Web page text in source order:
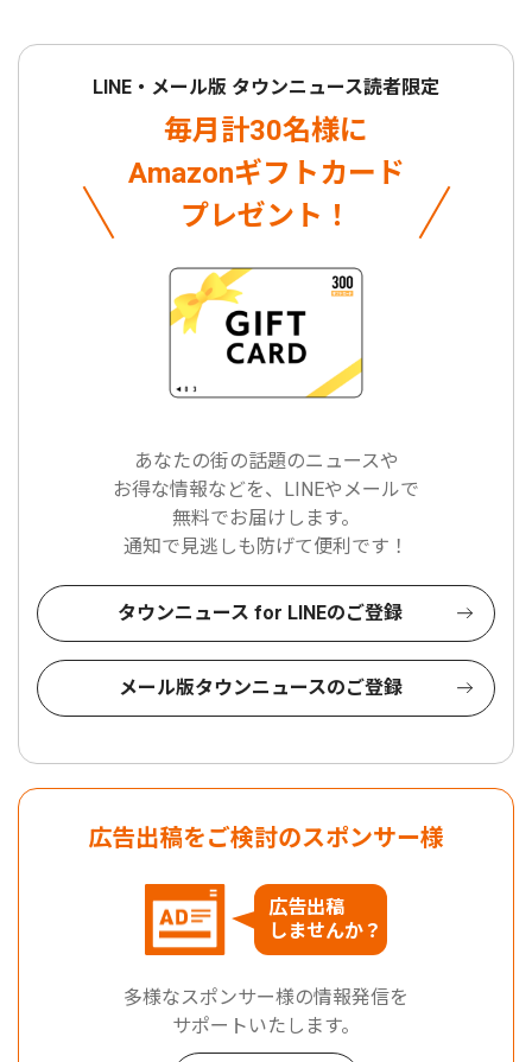
LINE・メール版 タウンニュース読者限定
毎月計30名様に
Amazonギフトカード
プレゼント！
あなたの街の話題のニュースや
お得な情報などを、LINEやメールで
無料でお届けします。
通知で見逃しも防げて便利です！
タウンニュース for LINEのご登録
メール版タウンニュースのご登録
広告出稿をご検討のスポンサー様
広告出稿
しませんか？
多様なスポンサー様の情報発信を
サポートいたします。